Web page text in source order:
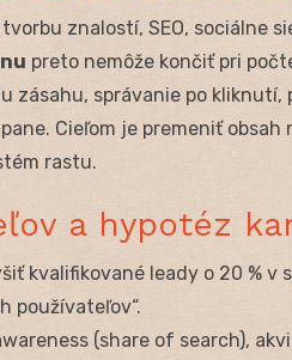
znalostí, SEO, sociálne
preto nemôže končiť pri
zásahu, správanie po kliknutí,
Cieľom je premeniť obsah
rastu.
a hypotéz
kvalifikované leady o 20 % v
používateľov“.
(share of search),